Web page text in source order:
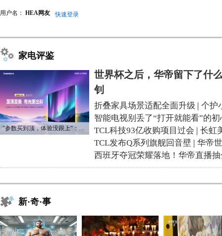
用户名： HEA网友 快速登录
家电评鉴
“参数买到顶，体验没跟上“：长虹追光Q70S给高端电视打了个样
世界杯之后，华帝留下了什
钊
折叠家具场景适配全面升级 | 个护
智能电视别丢了“打开就能看”的初
TCL科技93亿收购项目过会 | 长虹
TCL发布Q系列旗舰回音壁 | 华帝
西班牙夺冠荣耀落地！华帝直播
新·奇·事